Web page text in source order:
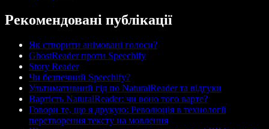
Рекомендовані публікації
Як створити анімовані голоси?
GhostReader проти Speechify
Story Reader
Чи безпечний Speechify?
Ультимативний гід по NaturalReader та відгуки
Вартість NaturalReader: чи воно того варте?
Говори те, що я друкую: Революція в технології
перетворення тексту на мовлення